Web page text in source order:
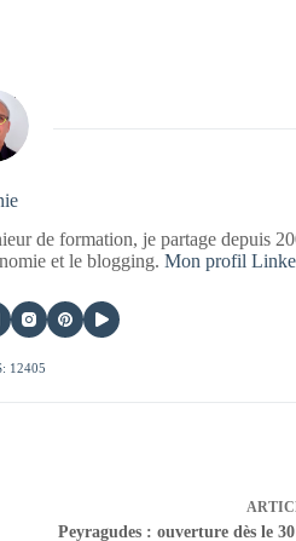
de formation, je partage depuis
et le blogging.Mon profil
12405
Peyragudes : ouverture dès le